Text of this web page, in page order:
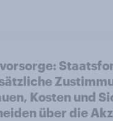
Kosten und
über die